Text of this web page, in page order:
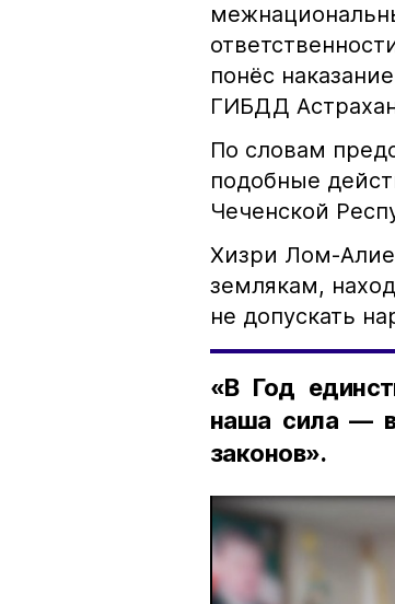
понёс
ГИБДД
По словам
подобные
Чеченской
Хизри Лом-
землякам,
не допускать
«В Год
наша сила —
законов».